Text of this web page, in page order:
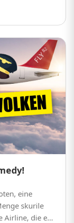
eine
skurile
Airline, die es